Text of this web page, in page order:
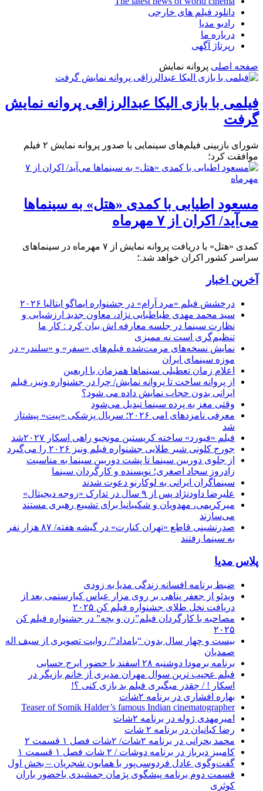
دانلود فیلم های خارجی
رادیو مدیا
درباره ما
رپرتاژ آگهی
صفحه اصلی پروانه نمایش
فیلمی با بازی الیکا عبدالرزاقی پروانه نمایش
گرفت
شورای بازبینی فیلم‌های سینمایی با صدور پروانه نمایش ۲ فیلم
موافقت کرد؛
مسعود اطیابی با کمدی «هتل» به سینماها
می‌آید/ اکران از ۷ مهرماه
کمدی «هتل» با دریافت پروانه نمایش از ۷ مهرماه در سینماهای
سراسر کشور اکران خواهد شد.؛
آخرین اخبار
درخشش فیلم «مرد آرام» در جشنواره ایماگو ایتالیا ۲۰۲۶
سید محمد مهدی طباطبایی نژاد، معاون جدید ارزشیابی و
نظارت سینما در جلسه معارفه اش بیان کرد : کار ما
تنظیم‌گری است نه ممیزی
نمایش نسخه‌های مرمت‌شده فیلم‌های «سفر» و «سلندر» در
موزه سینمای ایران
اعلام زمان تعطیلی سینماها همزمان با اربعین
از پروانه ساخت تا پروانه نمایش/ چرا در جشنواره ونیز، فیلم
ایرانی بدون حجاب نمایش داده می شود؟
وقتی مغز به پرده سینما تبدیل می‌شود
معرفی نامزدهای امی ۲۰۲۶؛ سریال پزشکی «پیت» پیشتاز
شد
فیلم «فیورد» ساخته کریستین مونجیو راهی اسکار ۲۰۲۷شد
جورج کلونی شیر طلایی جشنواره فیلم ونیز ۲۰۲۶ را می‌گیرد
از جلوی دوربین سینما تا پشت دوربین سینما به مناسبت
زادروز سجاد اصغری؛ نویسنده و کارگردان سینما
سینماگران ایرانی به لوکارنو دعوت شدند
علیرضا داودنژاد پس از ۹ سال در تدارک «زوجه دیجیتال»
میرکریمی، مهدویان و شکیبانیا برای تشییع رهبری مستند
می‌سازند
صدرنشینی قاطع «تهران کنارت» در گیشه هفته/ ۸۷ هزار نفر
به سینما رفتند
پلاس مدیا
ضبط برنامه افسانه زندگی مدیا به زودی
ویدئو از جعفر پناهی بر روی مزار عباس کیارستمی بعد از
دریافت نخل طلای جشنواره فیلم کن ۲۰۲۵
مصاحبه با کارگردان فیلم”زن و بچه” در جشنواره فیلم کن
۲۰۲۵
بیست و چهار سال بدون “بامداد”/ روایت تصویری از سیف اله
صمدیان
برنامه برمودا دوشنبه ۲۸ اسفند با حضور ایرج حسابی
فیلم عجیب ترین سوال مهران مدیری از خانم بازیگر در
اسکار ! / چقدر میگیری فیلم بد بازی کنی ؟!
بهاره افشاری در برنامه ۲شات
Teaser of Somik Halder’s famous Indian cinematographer
امیرمهدی ژوله در برنامه ۲شات
رضا کیانیان در برنامه ۲ شات
محمد بحرانی در برنامه ۲شات/ ۲شات فصل ۱ قسمت ۲
کامبیز دیرباز در برنامه دوشات / ۲ شات فصل ۱ قسمت ۱
گفت‌وگوی عادل فردوسی‌پور با همایون شجریان – بخش اول
قسمت دوم برنامه پیشگوی پژمان جمشیدی باحضور باران
کوثری